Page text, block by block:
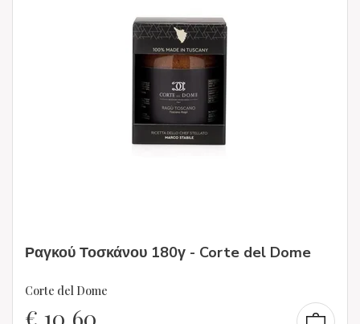
Ραγκού Τοσκάνου 180γ - Corte del Dome
Corte del Dome
€ 10,60